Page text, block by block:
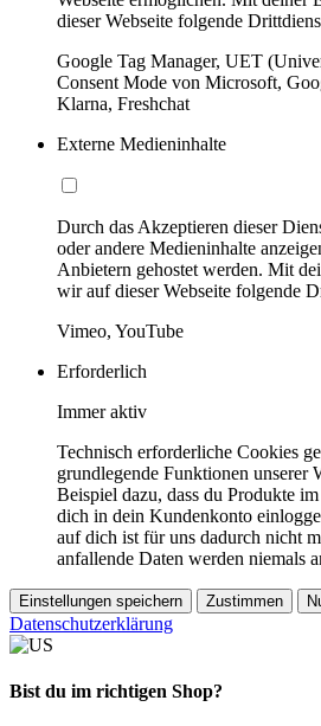
dieser Webseite folgende
Google Tag Manager, UET
Consent Mode von Microsoft,
Klarna, Freshchat
Externe Medieninhalte
Durch das Akzeptieren dieser
oder andere Medieninhalte
Anbietern gehostet werden. Mit
wir auf dieser Webseite folgende
Vimeo, YouTube
Erforderlich
Immer aktiv
Technisch erforderliche Cookies
grundlegende Funktionen unserer
Beispiel dazu, dass du Produkte
dich in dein Kundenkonto
auf dich ist für uns dadurch nicht
anfallende Daten werden niemals
Einstellungen speichern Zustimmen
Datenschutzerklärung
Bist du im richtigen Shop?